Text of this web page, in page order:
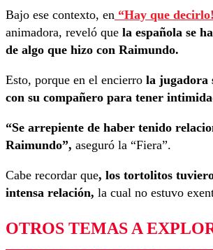
Bajo ese contexto, en “Hay que
animadora, reveló que la española se
de algo que hizo con Raimundo.
Esto, porque en el encierro la jugadora
con su compañero para tener
“Se arrepiente de haber tenido
Raimundo”, aseguró la “Fiera”.
Cabe recordar que, los tortolitos
intensa relación, la cual no estuvo
OTROS TEMAS A